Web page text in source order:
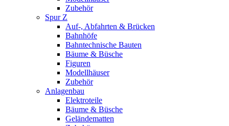
Zubehör
Spur Z
Auf-, Abfahrten & Brücken
Bahnhöfe
Bahntechnische Bauten
Bäume & Büsche
Figuren
Modellhäuser
Zubehör
Anlagenbau
Elektroteile
Bäume & Büsche
Geländematten